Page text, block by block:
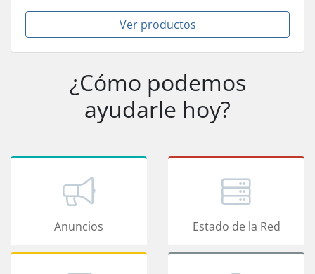
Ver productos
¿Cómo podemos
ayudarle hoy?
Anuncios Estado de la Red